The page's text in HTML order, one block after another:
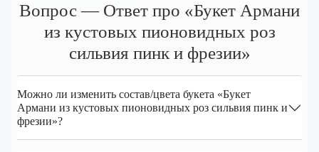
Вопрос — Ответ про «Букет Армани
из кустовых пионовидных роз
сильвия пинк и фрезии»
Можно ли изменить состав/цвета букета «Букет
Армани из кустовых пионовидных роз сильвия пинк и
фрезии»?